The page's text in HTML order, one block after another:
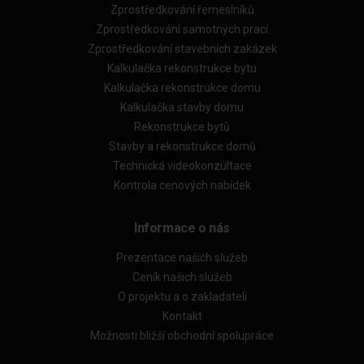
Zprostředkování řemeslníků
Zprostředkování samotných prací
Zprostředkování stavebních zakázek
Kalkulačka rekonstrukce bytu
Kalkulačka rekonstrukce domu
Kalkulačka stavby domu
Rekonstrukce bytů
Stavby a rekonstrukce domů
Technická videokonzultace
Kontrola cenových nabídek
Informace o nás
Prezentace našich služeb
Ceník našich služeb
O projektu a o zakladateli
Kontakt
Možnosti bližší obchodní spolupráce